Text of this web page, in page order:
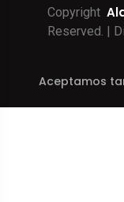
Copyright
Reserved. |
Aceptamos